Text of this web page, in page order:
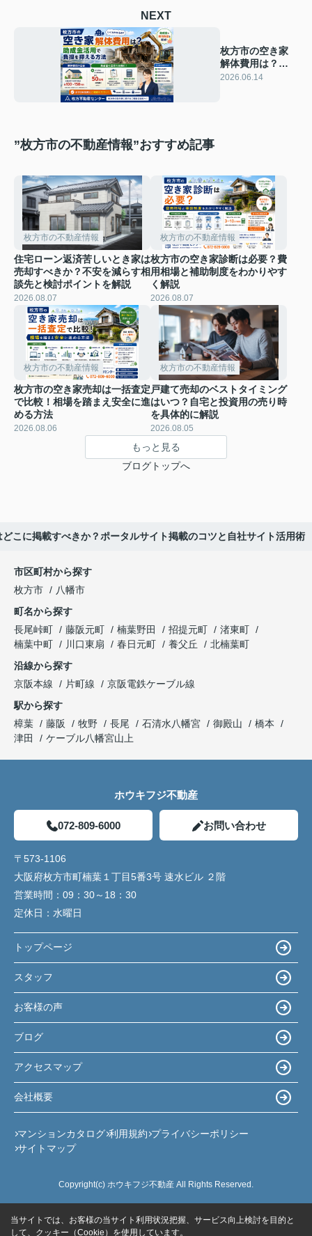
NEXT
枚方市の空き家
解体費用は？助
成金活用で負担
2026.06.14
”枚方市の不動産情報”おすすめ記事
枚方市の不動産情報
住宅ローン返済苦しいとき家は
売却すべきか？不安を減らす相
談先と検討ポイントを解説
2026.08.07
枚方市の不動産情報
枚方市の空き家診断は必要？費
用相場と補助制度をわかりやす
く解説
2026.08.07
枚方市の不動産情報
枚方市の空き家売却は一括査定
で比較！相場を踏まえ安全に進
める方法
2026.08.06
枚方市の不動産情報
戸建て売却のベストタイミング
はいつ？自宅と投資用の売り時
を具体的に解説
2026.08.05
もっと見る
ブログトップへ
こに掲載すべきか？ポータルサイト掲載のコツと自社サイト活用術
市区町村から探す
枚方市
八幡市
町名から探す
長尾峠町
藤阪元町 楠葉野田 招提元町
渚東町
楠葉中町
川口東扇 春日元町 養父丘
北楠葉町
沿線から探す
京阪本線
片町線
京阪電鉄ケーブル線
駅から探す
樟葉
藤阪 牧野 長尾 石清水八幡宮 御殿山
橋本
津田
ケーブル八幡宮山上
ホウキフジ不動産
072-809-6000 お問い合わせ
〒573-1106
大阪府枚方市町楠葉１丁目5番3号 速水ビル ２階
営業時間： 09：30～18：30
定休日： 水曜日
トップページ
スタッフ
お客様の声
ブログ
アクセスマップ
会社概要
マンションカタログ 利用規約 プライバシーポリシー
サイトマップ
Copyright(c) ホウキフジ不動産 All Rights Reserved.
当サイトでは、お客様の当サイト利用状況把握、サービス向上検討を目的と
して、クッキー（Cookie）を使用しています。